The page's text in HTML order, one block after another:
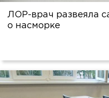
ЛОР-врач развеяла
о насморке